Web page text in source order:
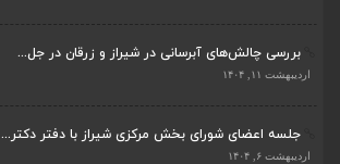
بررسی چالش‌های آبرسانی در شیراز و زرقان در جل...
اردیبهشت ۱۱, ۱۴۰۴
جلسه اعضای شورای بخش مرکزی شیراز با دفتر دکتر...
اردیبهشت ۶, ۱۴۰۴
ضرورت تکمیل قطعات ۷ و ۸ آزادراه شیراز به اصفه...
قادری نماینده مردم شیراز و زرقان در مجلس شورا...